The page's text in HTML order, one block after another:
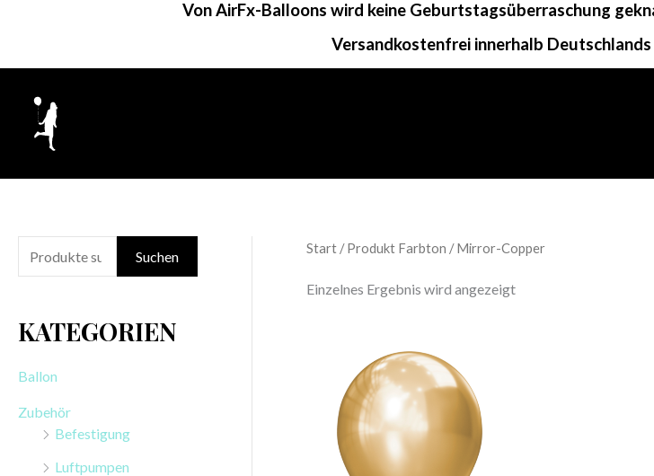
springen
Von AirFx-Balloons wird keine Geburtstagsüberraschung
Versandkostenfrei innerhalb
u
h
n
Suchen
KATEGORIEN
Ballon
Zubehör
Befestigung
Luftpumpen
Start/ Produkt Farbton / Mirror-Copper
Einzelnes Ergebnis wird angezeigt